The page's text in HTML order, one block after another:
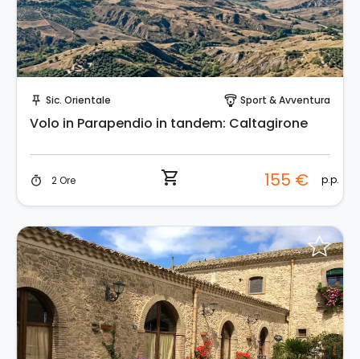
push_pin Sic. Orientale paragliding Sport & Avventura
Volo in Parapendio in tandem: Caltagirone
timer 2 Ore shopping_cart 155 € p.p.